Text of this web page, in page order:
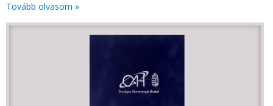
Tovább olvasom »